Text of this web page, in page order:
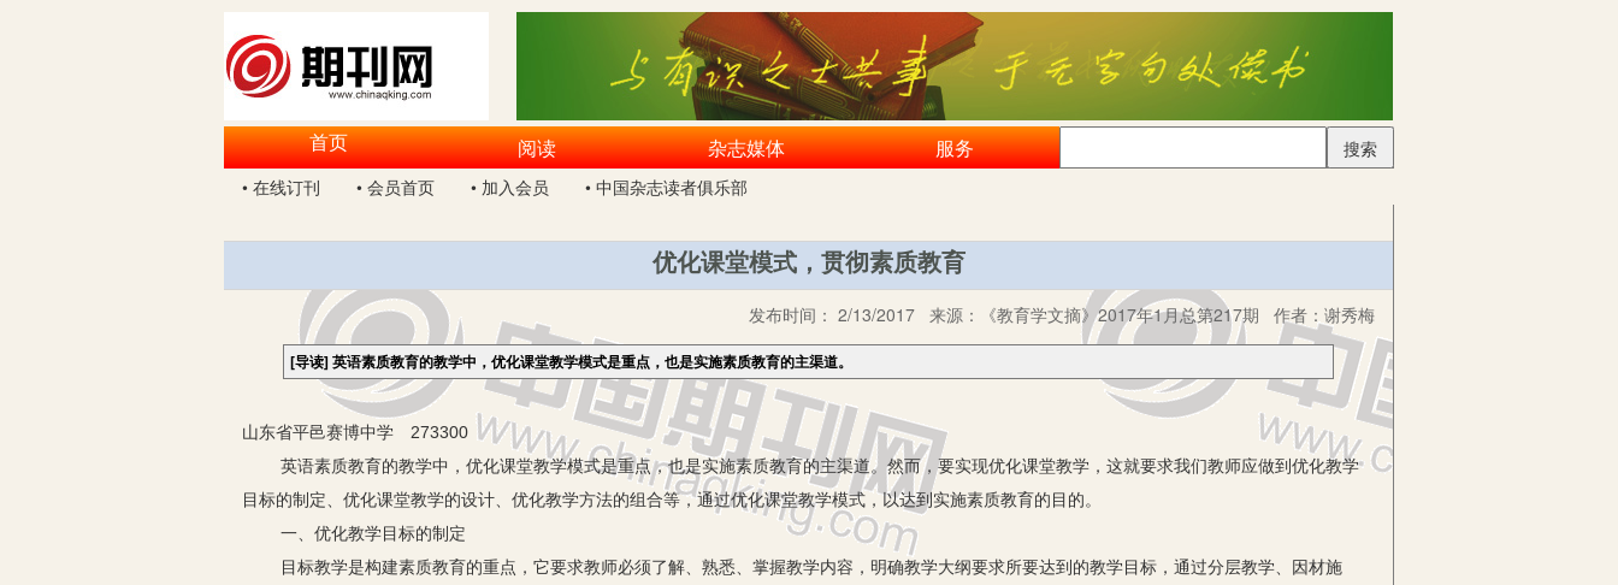
首页 阅读 杂志媒体 服务
搜索
• 在线订刊
• 会员首页 • 加入会员 • 中国杂志读者俱乐部
优化课堂模式，贯彻素质教育
发布时间： 2/13/2017 来源： 《教育学文摘》2017年1月总第217期 作者： 谢秀梅
[导读]英语素质教育的教学中，优化课堂教学模式是重点，也是实施素质教育的主渠道。
山东省平邑赛博中学 273300
英语素质教育的教学中，优化课堂教学模式是重点，也是实施素质教育的主渠道。然而，要实现优化课堂教学，这就要求我们教师应做到优化教学
目标的制定、优化课堂教学的设计、优化教学方法的组合等，通过优化课堂教学模式，以达到实施素质教育的目的。
一、优化教学目标的制定
目标教学是构建素质教育的重点，它要求教师必须了解、熟悉、掌握教学内容，明确教学大纲要求所要达到的教学目标，通过分层教学、因材施